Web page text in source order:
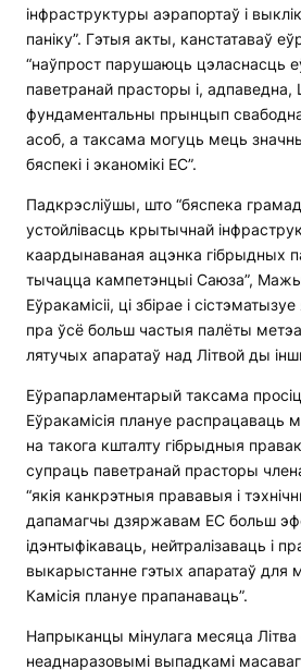
інфраструктуры аэрапортаў і
паніку”. Гэтыя акты, канстатаваў
“наўпрост парушаюць цэласнасць
паветранай прасторы і,
фундаментальны прынцып
асоб, а таксама могуць мець
бяспекі і эканомікі ЕС”.
Падкрэсліўшы, што “бяспека
устойлівасць крытычнай
каардынаваная ацэнка гібрыдных
тычацца кампетэнцыі Саюза”,
Еўракамісіі, ці збірае і
пра ўсё больш частыя палёты
лятучых апаратаў над Літвой ды
Еўрапарламентарый таксама
Еўракамісія плануе распрацаваць
на такога кшталту гібрыдныя
супраць паветранай прасторы
“якія канкрэтныя прававыя і
дапамагчы дзяржавам ЕС больш
ідэнтыфікаваць, нейтралізаваць і
выкарыстанне гэтых апаратаў для
Камісія плануе прапанаваць”.
Напрыканцы мінулага месяца Літва
неаднаразовымі выпадкамі